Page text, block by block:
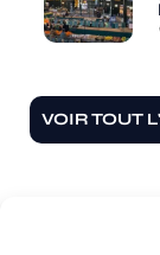
VOIR TOUT